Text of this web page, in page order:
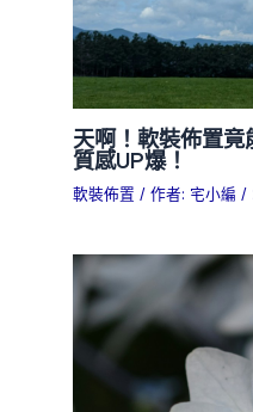
天啊！軟裝佈置
質感UP爆！
軟裝佈置 / 作者: 宅小編 /